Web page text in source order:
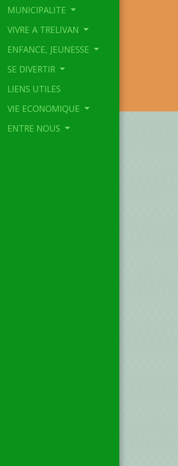
MUNICIPALITE
VIVRE A TRELIVAN
ENFANCE, JEUNESSE
SE DIVERTIR
LIENS UTILES
VIE ECONOMIQUE
ENTRE NOUS